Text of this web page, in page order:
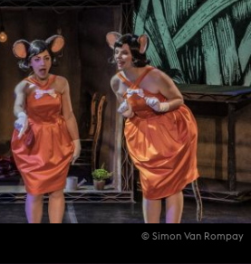
© Simon Van Rompay